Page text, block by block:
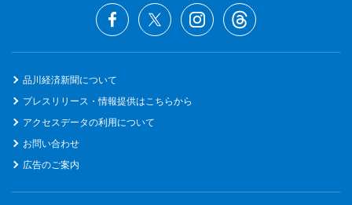
品川経済新聞について
プレスリリース・情報提供はこちらから
アクセスデータの利用について
お問い合わせ
広告のご案内